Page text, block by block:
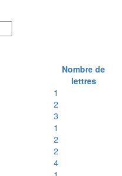
Nombre de
lettres
1
2
3
1
2
2
4